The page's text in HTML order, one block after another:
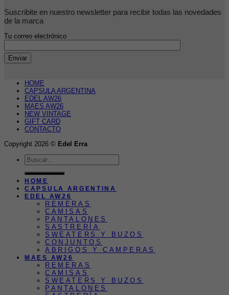
Suscribite en nuestro newsletter para recibir todas las novedades
de la marca
Tu correo electrónico
HOME
CAPSULA ARGENTINA
EDEL AW26
MAES AW26
NEW VINTAGE
GIFT CARD
CONTACTO
Copyright 2026 © Edel Erra
Buscar
por:
HOME
CAPSULA ARGENTINA
EDEL AW26
REMERAS
CAMISAS
PANTALONES
SASTRERÍA
SWEATERS Y BUZOS
CONJUNTOS
ABRIGOS Y CAMPERAS
MAES AW26
REMERAS
CAMISAS
SWEATERS Y BUZOS
PANTALONES